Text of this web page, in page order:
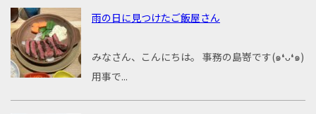
雨の日に見つけたご飯屋さん
みなさん、こんにちは。 事務の島嵜です(๑❛ᴗ❛๑)
用事で...